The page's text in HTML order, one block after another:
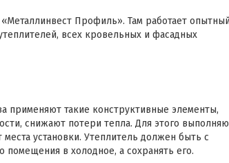
Профиль». Там работает
всех кровельных и фасадных
применяют такие конструктивные элементы,
снижают потери тепла. Для этого
установки. Утеплитель должен быть с
в холодное, а сохранять его.